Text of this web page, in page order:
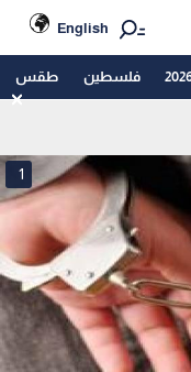
English
فلسطين طقس
1